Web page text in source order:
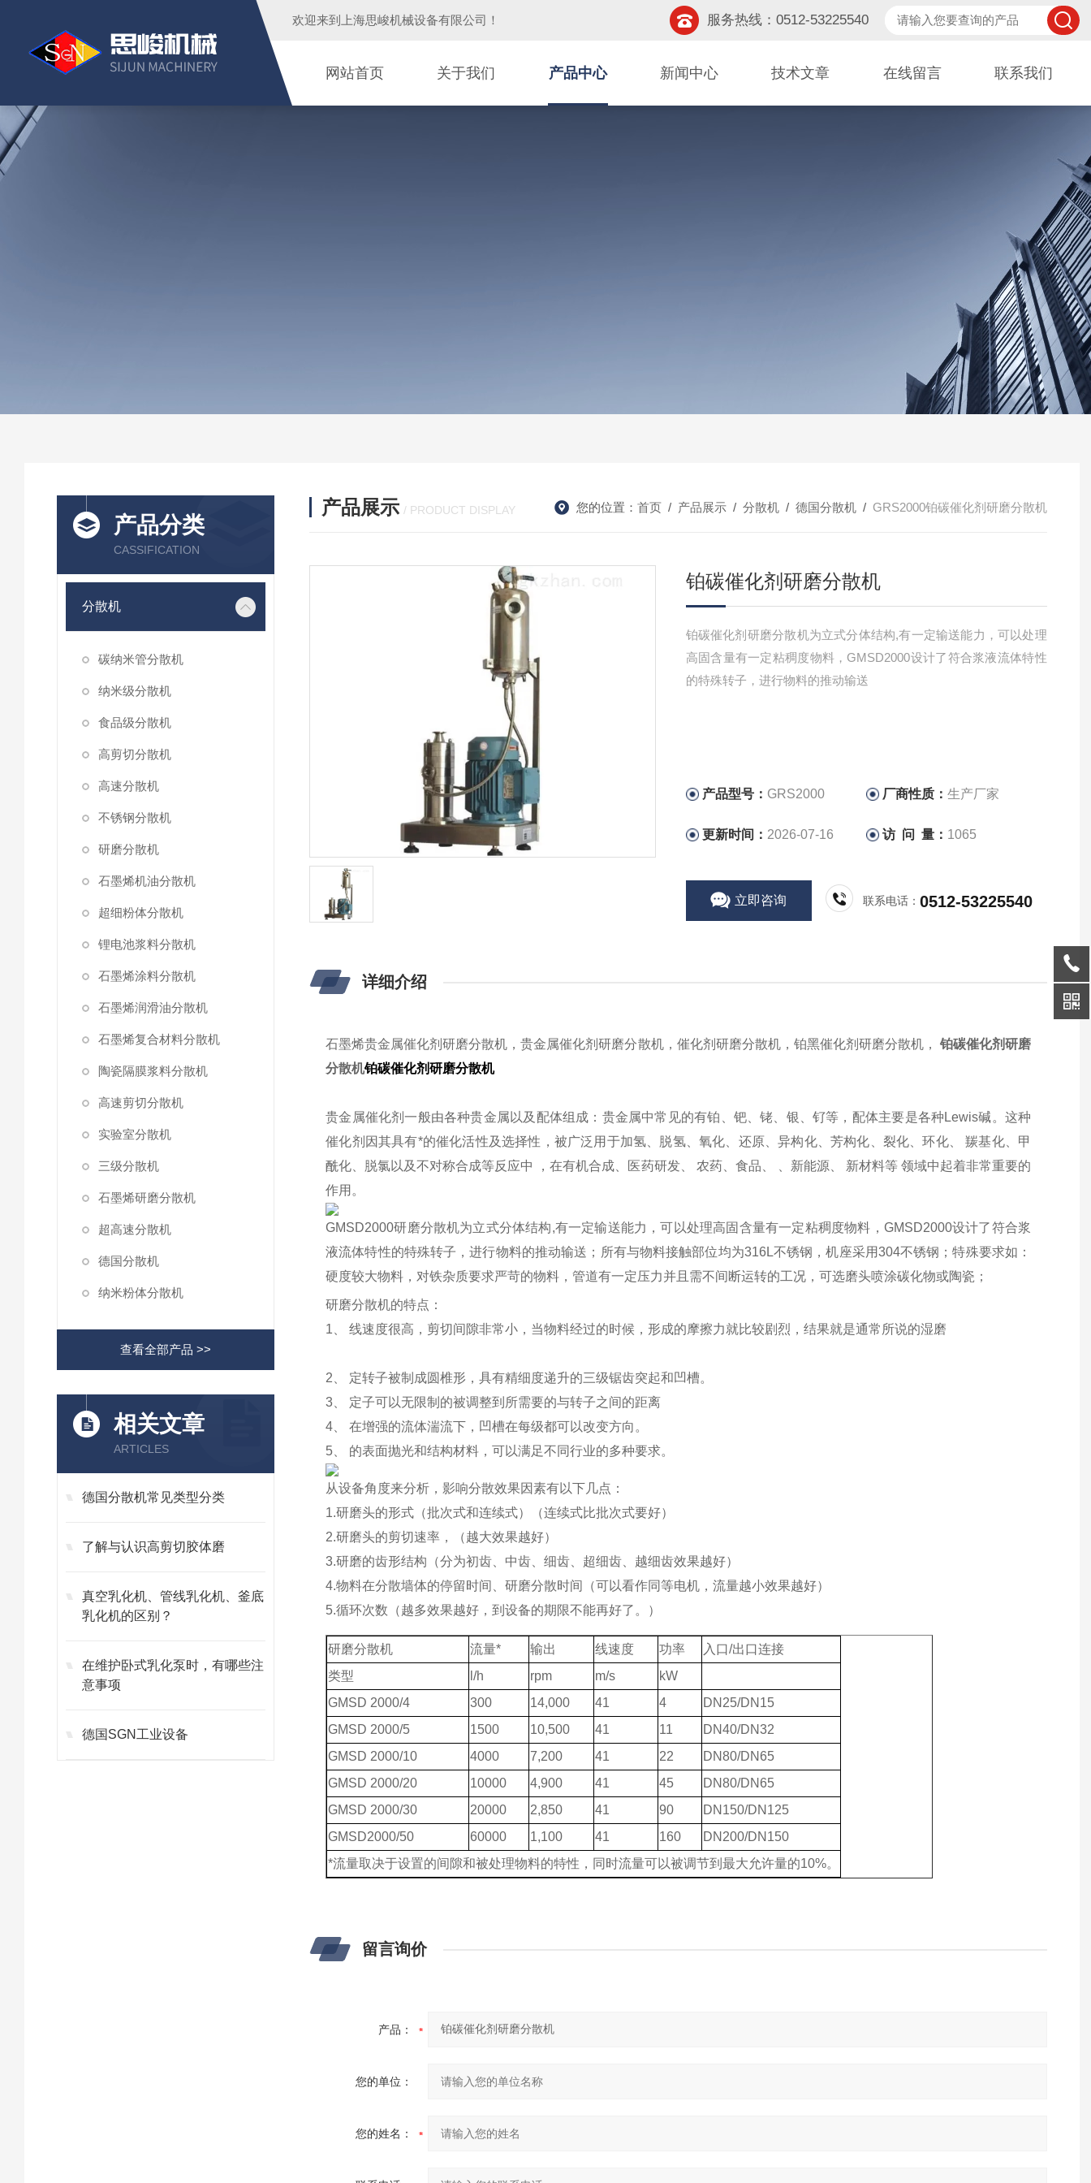
欢迎来到 上海思峻机械设备有限公司 ！ 服务热线：0512-53225540
网站首页 关于我们 产品中心 新闻中心 技术文章 在线留言 联系我们
产品分类
CASSIFICATION
分散机
碳纳米管分散机
纳米级分散机
食品级分散机
高剪切分散机
高速分散机
不锈钢分散机
研磨分散机
石墨烯机油分散机
超细粉体分散机
锂电池浆料分散机
石墨烯涂料分散机
石墨烯润滑油分散机
石墨烯复合材料分散机
陶瓷隔膜浆料分散机
高速剪切分散机
实验室分散机
三级分散机
石墨烯研磨分散机
超高速分散机
德国分散机
纳米粉体分散机
查看全部产品 >>
相关文章
ARTICLES
德国分散机常见类型分类
了解与认识高剪切胶体磨
真空乳化机、管线乳化机、釜底
乳化机的区别？
在维护卧式乳化泵时，有哪些注
意事项
德国SGN工业设备
产品展示 / PRODUCT DISPLAY 您的位置： 首页 / 产品展示 / 分散机 / 德国分散机 / GRS2000铂碳催化剂研磨分散机
铂碳催化剂研磨分散机
铂碳催化剂研磨分散机为立式分体结构,有一定输送能力，可以处理
高固含量有一定粘稠度物料，GMSD2000设计了符合浆液流体特性
的特殊转子，进行物料的推动输送
产品型号： GRS2000 厂商性质：生产厂家
更新时间： 2026-07-16 访 问 量： 1065
立即咨询 联系电话：0512-53225540
详细介绍
石墨烯贵金属催化剂研磨分散机，贵金属催化剂研磨分散机，催化剂研磨分散机，铂黑催化剂研磨分散机，
铂碳催化剂研磨
分散机铂碳催化剂研磨分散机
贵金属催化剂一般由各种贵金属以及配体组成：贵金属中常见的有铂、钯、铑、银、钌等，配体主要是各种Lewis碱。这种
催化剂因其具有*的催化活性及选择性，被广泛用于加氢、脱氢、氧化、还原、异构化、芳构化、裂化、环化、 羰基化、甲
酰化、脱氯以及不对称合成等反应中 ，在有机合成、医药研发、 农药、食品、 、新能源、 新材料等 领域中起着非常重要的
作用。
GMSD2000研磨分散机为立式分体结构,有一定输送能力，可以处理高固含量有一定粘稠度物料，GMSD2000设计了符合浆
液流体特性的特殊转子，进行物料的推动输送；所有与物料接触部位均为316L不锈钢，机座采用304不锈钢；特殊要求如：
硬度较大物料，对铁杂质要求严苛的物料，管道有一定压力并且需不间断运转的工况，可选磨头喷涂碳化物或陶瓷；
研磨分散机的特点：
1
线速度很高，剪切间隙非常小，当物料经过的时候，形成的摩擦力就比较剧烈，结果就是通常所说的湿磨
2
定转子被制成圆椎形，具有精细度递升的三级锯齿突起和凹槽。
3
定子可以无限制的被调整到所需要的与转子之间的距离
4
在增强的流体湍流下，凹槽在每级都可以改变方向。
5
的表面抛光和结构材料，可以满足不同行业的多种要求。
从设备角度来分析，影响分散效果因素有以下几点：
1.研磨头的形式（批次式和连续式）（连续式比批次式要好）
2.研磨头的剪切速率，（越大效果越好）
3.研磨的齿形结构（分为初齿、中齿、细齿、超细齿、越细齿效果越好）
4.物料在分散墙体的停留时间、研磨分散时间（可以看作同等电机，流量越小效果越好）
5.循环次数（越多效果越好，到设备的期限不能再好了。）
研磨分散机 流量* 输出 线速度 功率 入口/出口连接
类型
l/h rpm m/s
kW
GMSD 2000/4
300 14,000 41 4
DN25/DN15
GMSD 2000/5
1500 10,500 41 11
DN40/DN32
GMSD 2000/10
4000 7,200 41 22
DN80/DN65
GMSD 2000/20
10000 4,900 41 45
DN80/DN65
GMSD 2000/30
20000 2,850 41 90
DN150/DN125
GMSD2000/50
60000 1,100 41 160
DN200/DN150
*流量取决于设置的间隙和被处理物料的特性，同时流量可以被调节到最大允许量的10%。
留言询价
产品：
您的单位：
您的姓名：